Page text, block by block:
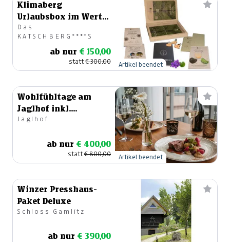
Klimaberg
Urlaubsbox im Wert
von € 300.-
Das
KATSCHBERG****S
ab nur € 150,00
statt€ 300,00 Artikel beendet
Wohlfühltage am
Jaglhof inkl.
Candlelight-Dinner
Jaglhof
ab nur € 400,00
statt€ 800,00 Artikel beendet
Winzer Presshaus-
Paket Deluxe
Schloss Gamlitz
ab nur € 390,00